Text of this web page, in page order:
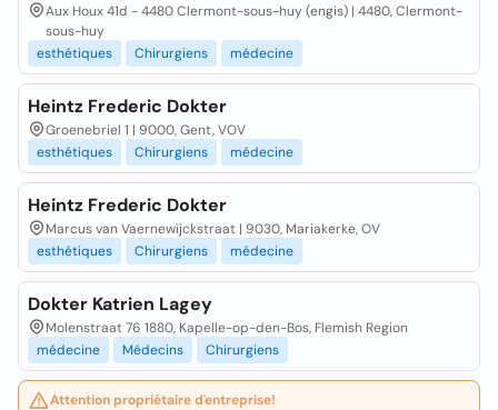
Aux Houx 41d - 4480 Clermont-sous-huy (engis) | 4480, Clermont-
sous-huy
esthétiques
Chirurgiens médecine
Heintz Frederic Dokter
Groenebriel 1 | 9000, Gent, VOV
esthétiques
Chirurgiens médecine
Heintz Frederic Dokter
Marcus van Vaernewijckstraat | 9030, Mariakerke, OV
esthétiques
Chirurgiens médecine
Dokter Katrien Lagey
Molenstraat 76 1880, Kapelle-op-den-Bos, Flemish Region
médecine
Médecins Chirurgiens
Attention propriétaire d'entreprise!